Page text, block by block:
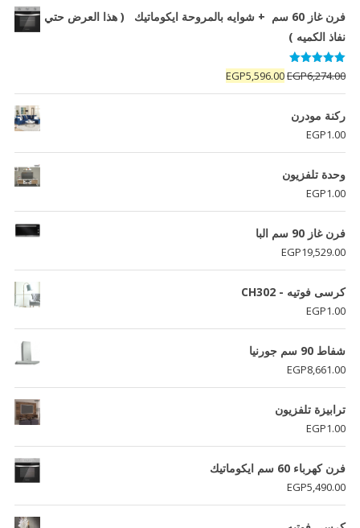
فرن غاز 60 سم + شوايه بالمروحة ايكوماتيك ( هذا العرض حتي
نفاذ الكميه )
تم التقييم
5.00 من 5EGP6,274.00
السعر
الأصلي
EGP5,596.00
السعر
الحالي
ركنة مودرن
EGP1.00
وحدة تلفزيون
EGP1.00
فرن غاز 90 سم البا
EGP19,529.00
كرسى فوتيه - CH302
EGP1.00
شفاط 90 سم جورنيا
EGP8,661.00
ترابيزة تلفزيون
EGP1.00
فرن كهرباء 60 سم ايكوماتيك
EGP5,490.00